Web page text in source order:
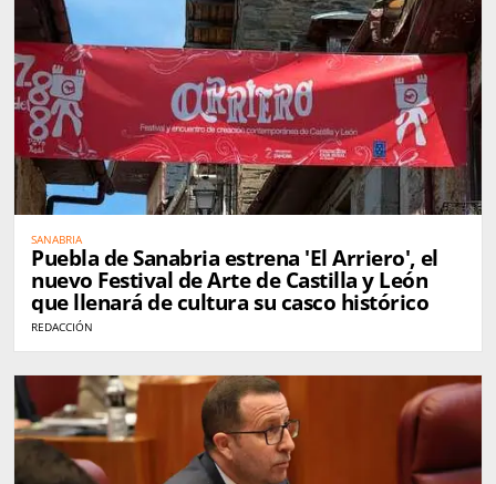
SANABRIA
Puebla de Sanabria estrena 'El Arriero', el
nuevo Festival de Arte de Castilla y León
que llenará de cultura su casco histórico
REDACCIÓN